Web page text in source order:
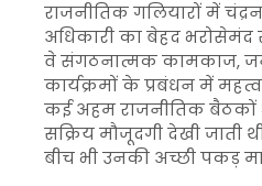
राजनीतिक गलियारों में
अधिकारी का बेहद भरोसेमंद
वे संगठनात्मक कामकाज,
कार्यक्रमों के प्रबंधन में
कई अहम राजनीतिक
सक्रिय मौजूदगी देखी जाती
बीच भी उनकी अच्छी पकड़